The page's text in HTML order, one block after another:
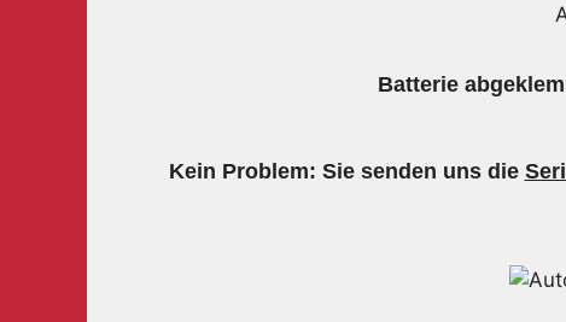
Batterie
Kein Problem: Sie senden uns die